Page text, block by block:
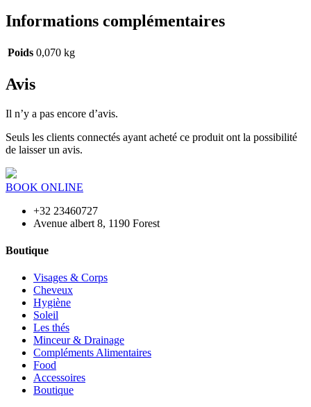
Informations complémentaires
Poids 0,070 kg
Avis
Il n’y a pas encore d’avis.
Seuls les clients connectés ayant acheté ce produit ont la possibilité
de laisser un avis.
BOOK ONLINE
+32 23460727
Avenue albert 8, 1190 Forest
Boutique
Visages & Corps
Cheveux
Hygiène
Soleil
Les thés
Minceur & Drainage
Compléments Alimentaires
Food
Accessoires
Boutique